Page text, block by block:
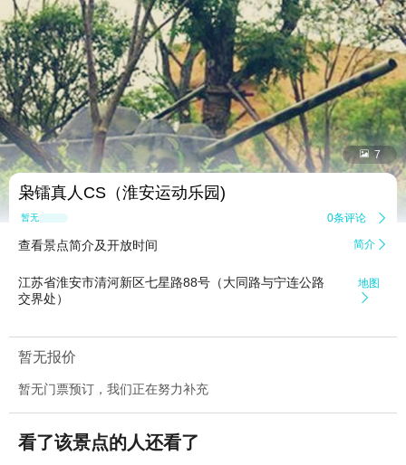
 7
枭镭真人CS（淮安运动乐园)
暂无点评 0条评论 
查看景点简介及开放时间 简介 
江苏省淮安市清河新区七星路88号（大同路与宁连公路
交界处）
地图

暂无报价
暂无门票预订，我们正在努力补充
看了该景点的人还看了
